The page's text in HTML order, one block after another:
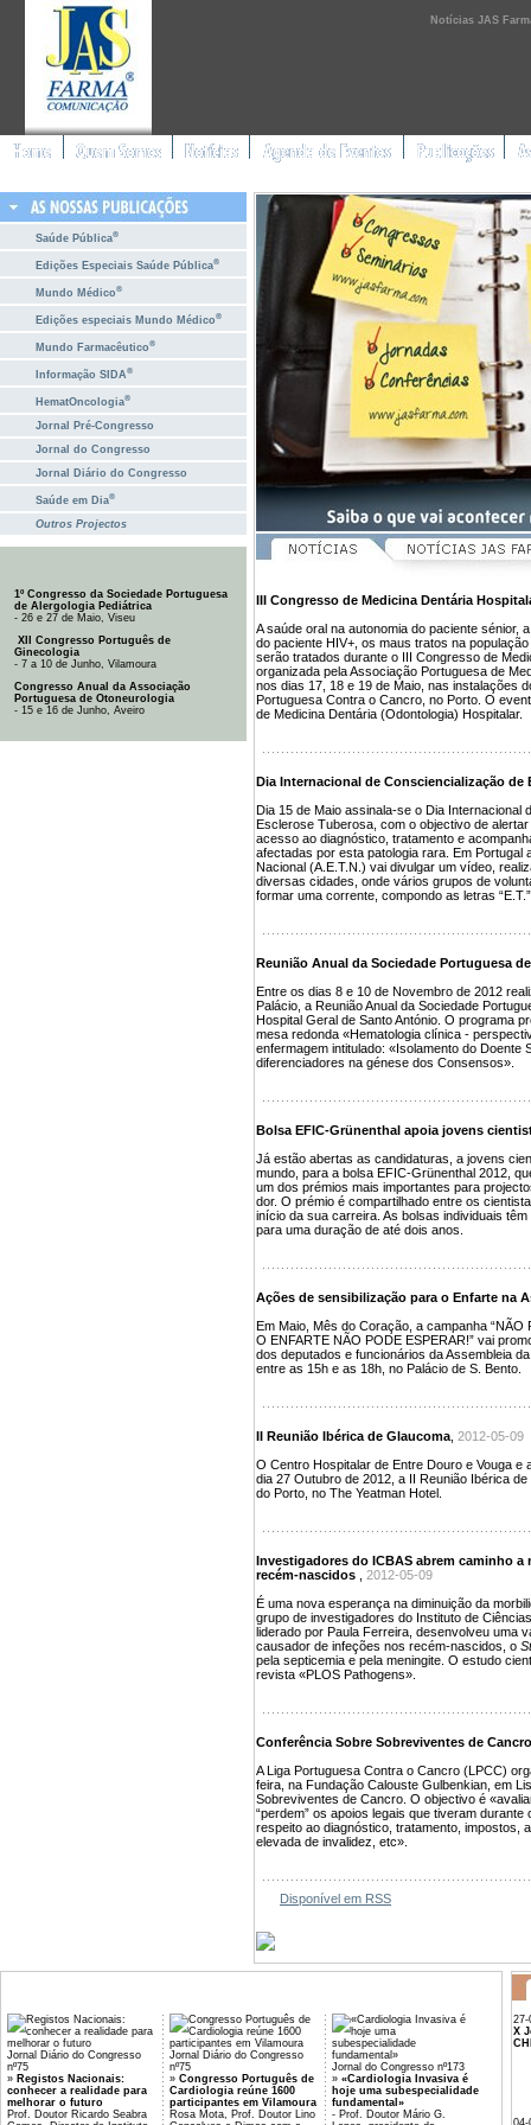
Notícias JAS
Saúde Pública®
Edições Especiais Saúde Pública®
Mundo Médico®
Edições especiais Mundo Médico®
Mundo Farmacêutico®
Informação SIDA®
HematOncologia®
Jornal Pré-Congresso
Jornal do Congresso
Jornal Diário do Congresso
Saúde em Dia®
Outros Projectos
1º Congresso da Sociedade Portuguesa
de Alergologia Pediátrica
- 26 e 27 de Maio, Viseu
XII Congresso Português de
Ginecologia
- 7 a 10 de Junho, Vilamoura
Congresso Anual da Associação
Portuguesa de Otoneurologia
- 15 e 16 de Junho, Aveiro
III Congresso de Medicina Dentária
A saúde oral na autonomia do paciente sénior,
do paciente HIV+, os maus tratos na
serão tratados durante o III Congresso de
organizada pela Associação Portuguesa de
nos dias 17, 18 e 19 de Maio, nas instalações
Portuguesa Contra o Cancro, no Porto. O
de Medicina Dentária (Odontologia) Hospitalar.
Dia Internacional de Consciencialização de
Dia 15 de Maio assinala-se o Dia Internacional
Esclerose Tuberosa, com o objectivo de
acesso ao diagnóstico, tratamento e
afectadas por esta patologia rara. Em
Nacional (A.E.T.N.) vai divulgar um vídeo,
diversas cidades, onde vários grupos de
formar uma corrente, compondo as letras
Reunião Anual da Sociedade Portuguesa
Entre os dias 8 e 10 de Novembro de 2012
Palácio, a Reunião Anual da Sociedade
Hospital Geral de Santo António. O programa
mesa redonda «Hematologia clínica -
enfermagem intitulado: «Isolamento do Doente
diferenciadores na génese dos Consensos».
Bolsa EFIC-Grünenthal apoia jovens
Já estão abertas as candidaturas, a jovens
mundo, para a bolsa EFIC-Grünenthal 2012,
um dos prémios mais importantes para
dor. O prémio é compartilhado entre os
início da sua carreira. As bolsas individuais
para uma duração de até dois anos.
Ações de sensibilização para o Enfarte na
Em Maio, Mês do Coração, a campanha “NÃO
O ENFARTE NÃO PODE ESPERAR!” vai
dos deputados e funcionários da Assembleia
entre as 15h e as 18h, no Palácio de S. Bento.
II Reunião Ibérica de Glaucoma 2012-05-09
O Centro Hospitalar de Entre Douro e Vouga e
dia 27 Outubro de 2012, a II Reunião Ibérica
do Porto, no The Yeatman Hotel.
Investigadores do ICBAS abrem caminho
recém-nascidos
2012-05-09
É uma nova esperança na diminuição da
grupo de investigadores do Instituto de
liderado por Paula Ferreira, desenvolveu uma
causador de infeções nos recém-nascidos, o
pela septicemia e pela meningite. O estudo
revista «PLOS Pathogens».
Conferência Sobre Sobreviventes de Cancro
A Liga Portuguesa Contra o Cancro (LPCC)
feira, na Fundação Calouste Gulbenkian, em
Sobreviventes de Cancro. O objectivo é
“perdem” os apoios legais que tiveram
respeito ao diagnóstico, tratamento, impostos,
elevada de invalidez, etc».
Disponível em RSS
Jornal Diário do Congresso
nº75
» Registos Nacionais:
conhecer a realidade para
melhorar o futuro
Prof. Doutor Ricardo Seabra
Jornal Diário do Congresso
nº75
» Congresso Português de
Cardiologia reúne 1600
participantes em Vilamoura
Rosa Mota, Prof. Doutor Lino
Jornal do Congresso nº173
» «Cardiologia Invasiva é
hoje uma subespecialidade
fundamental»
- Prof. Doutor Mário G.
27-
X
04-